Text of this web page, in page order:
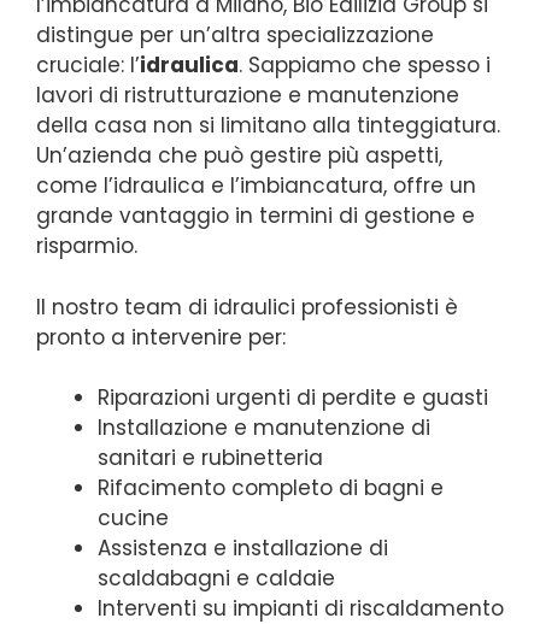
distingue per un’altra specializzazione
cruciale: l’idraulica. Sappiamo che spesso i
lavori di ristrutturazione e manutenzione
della casa non si limitano alla tinteggiatura.
Un’azienda che può gestire più aspetti,
come l’idraulica e l’imbiancatura, offre un
grande vantaggio in termini di gestione e
risparmio.
Il nostro team di idraulici professionisti è
pronto a intervenire per:
Riparazioni urgenti di perdite e guasti
Installazione e manutenzione di
sanitari e rubinetteria
Rifacimento completo di bagni e
cucine
Assistenza e installazione di
scaldabagni e caldaie
Interventi su impianti di riscaldamento